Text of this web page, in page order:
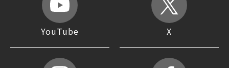
YouTube X